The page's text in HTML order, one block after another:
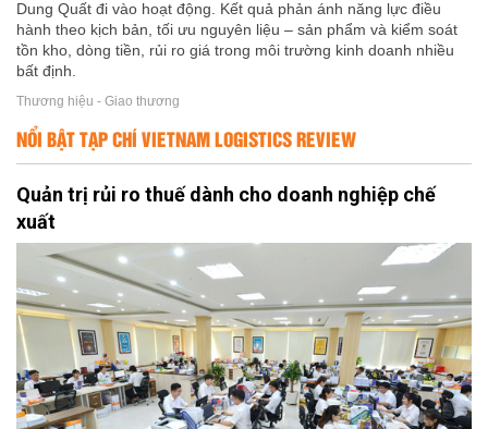
Dung Quất đi vào hoạt động. Kết quả phản ánh năng lực điều
hành theo kịch bản, tối ưu nguyên liệu – sản phẩm và kiểm soát
tồn kho, dòng tiền, rủi ro giá trong môi trường kinh doanh nhiều
bất định.
Thương hiệu - Giao thương
NỔI BẬT TẠP CHÍ VIETNAM LOGISTICS REVIEW
Quản trị rủi ro thuế dành cho doanh nghiệp chế
xuất